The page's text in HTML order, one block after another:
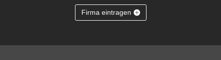
Firma eintragen